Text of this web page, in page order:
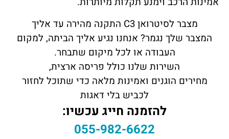
מצבר לסיטרואן C3 התקנה מהירה עד אליך
המצבר שלך נגמר? אנחנו נגיע אליך הביתה, למקום
העבודה או לכל מיקום שתבחר.
השירות שלנו כולל פריסה ארצית,
מחירים הוגנים ואמינות מלאה כדי שתוכל לחזור
לכביש בלי דאגות
להזמנה חייג עכשיו:
055-982-6622